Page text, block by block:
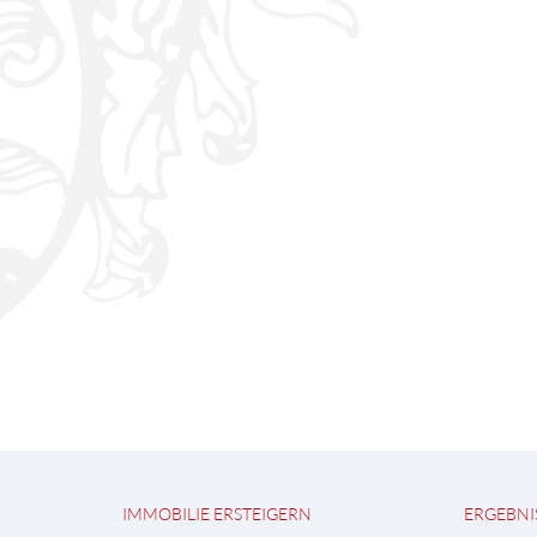
IMMOBILIE ERSTEIGERN